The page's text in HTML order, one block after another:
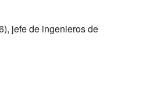
jefe de ingenieros de